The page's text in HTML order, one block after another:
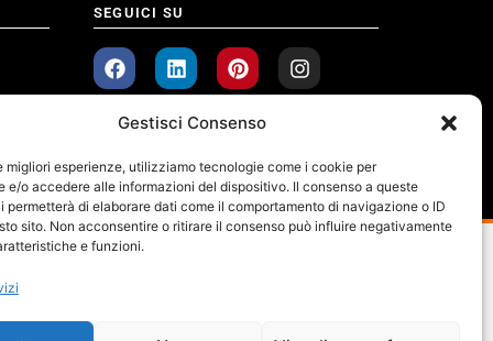
Gestisci Consenso
migliori esperienze, utilizziamo tecnologie come i cookie per
e/o accedere alle informazioni del dispositivo. Il consenso a queste
permetterà di elaborare dati come il comportamento di navigazione o ID
sito. Non acconsentire o ritirare il consenso può influire negativamente
e funzioni.
SEGUICI SU